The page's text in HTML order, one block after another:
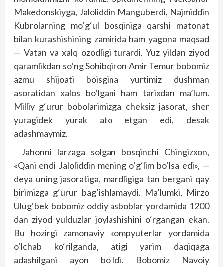
Makedonskiyga, Jaloliddin Manguberdi, Najmiddin
Kubrolarning mo‘g‘ul bosqiniga qarshi matonat
bilan kurashishining zamirida ham yagona maqsad
— Vatan va xalq ozodligi turardi. Yuz yildan ziyod
qaramlikdan so‘ng Sohibqiron Amir Temur bobomiz
azmu shijoati boisgina yurtimiz dushman
asoratidan xalos bo‘lgani ham tarixdan ma’lum.
Milliy g‘urur bobolarimizga cheksiz jasorat, sher
yuragidek yurak ato etgan edi, desak
adashmaymiz.
Jahonni larzaga solgan bosqinchi Chingizxon,
«Qani endi Jaloliddin mening o‘g‘lim bo‘lsa edi», —
deya uning jasoratiga, mardligiga tan bergani qay
birimizga g‘urur bag‘ishlamaydi. Ma’lumki, Mirzo
Ulug‘bek bobomiz oddiy asboblar yordamida 1200
dan ziyod yulduzlar joylashishini o‘rgangan ekan.
Bu hozirgi zamonaviy kompyuterlar yordamida
o‘lchab ko‘rilganda, atigi yarim daqiqaga
adashilgani ayon bo‘ldi. Bobomiz Navoiy